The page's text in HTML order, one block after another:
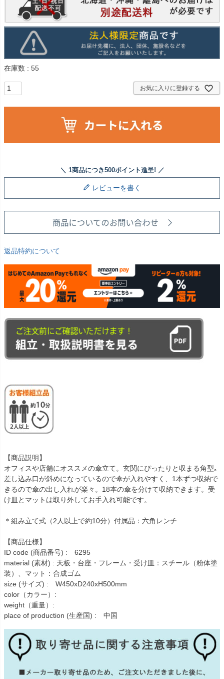
在庫数 55
お気に入りに登録する
レビューを書く
返品特約について
【商品説明】
オフィスや店舗にオススメの傘立て。玄関にぴったりと収まる角型｡
差し込み口が斜めになっているので傘が入れやすく、1本ずつ収納で
きるので傘の出し入れが楽々。18本の傘を分けて収納できます。受
け皿とマットは取り外してお手入れ可能です。
＊組み立て式（2人以上で約10分）付属品：六角レンチ
【商品仕様】
ID code (商品番号) : 6295
material (素材) : 天板・台座・フレーム・受け皿：スチール（粉体塗
装）、マット：合成ゴム
size (サイズ) : W450xD240xH500mm
color（カラー）:
weight（重量）:
place of production (生産国) : 中国